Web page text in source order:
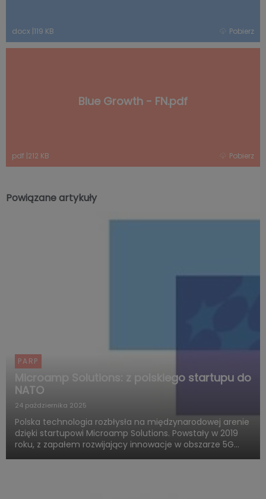
docx |119 KB Pobierz
Blue Growth - FN.pdf
pdf |212 KB Pobierz
Powiązane artykuły
PARP
Microamp Solutions: z polskiego startupu do
NATO
24 października 2025
Polska technologia rozbłysła na międzynarodowej arenie
dzięki startupowi Microamp Solutions. Powstały w 2019
roku, z zapałem rozwijający innowacje w obszarze 5G